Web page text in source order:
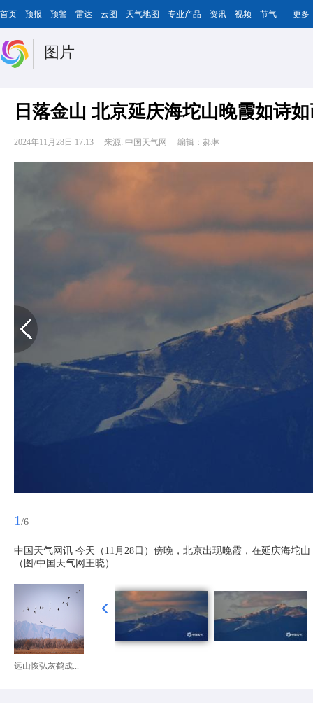
首页 预报 预警 雷达 云图 天气地图 专业产品 资讯 视频 节气 更多
图片
日落金山 北京延庆海坨山晚霞如诗
2024年11月28日 17:13 来源: 中国天气网 编辑：郝琳
1 /6
中国天气网讯 今天（11月28日）傍晚，北京出现晚霞，在延庆海坨
（图/中国天气网王晓）
远山恢弘灰鹤成...